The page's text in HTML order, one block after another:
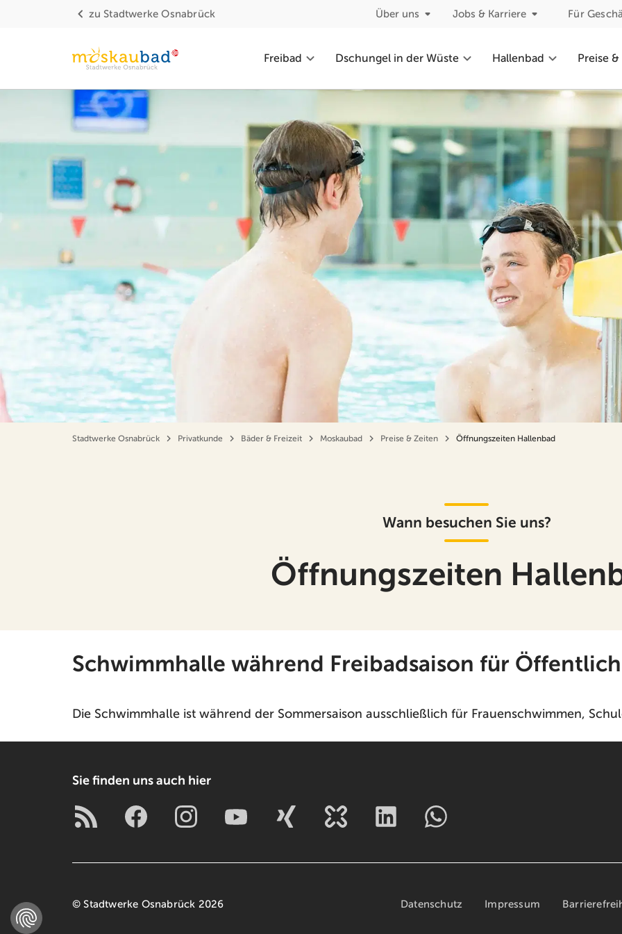
zu Stadtwerke Osnabrück Über uns Jobs & Karriere Für
Freibad Dschungel in der Wüste Hallenbad Preise
Stadtwerke Osnabrück Privatkunde Bäder & Freizeit Moskaubad Preise & Zeiten Öffnungszeiten Hallenbad
Wann besuchen Sie uns?
Öffnungszeiten
Schwimmhalle während Freibadsaison für
Die Schwimmhalle ist während der Sommersaison ausschließlich für Frauenschwimmen,
Sie finden uns auch hier
© Stadtwerke Osnabrück 2026 Datenschutz Impressum